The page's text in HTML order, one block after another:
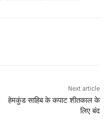
Next article
हेमकुंड साहिब के कपाट शीतकाल के
लिए बंद